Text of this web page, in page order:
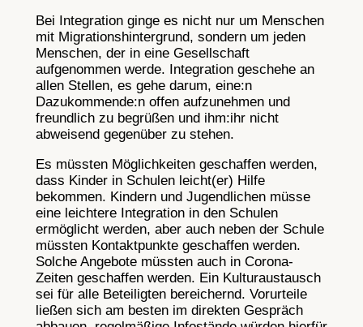
Bei Integration ginge es nicht nur um Menschen
mit Migrationshintergrund, sondern um jeden
Menschen, der in eine Gesellschaft
aufgenommen werde. Integration geschehe an
allen Stellen, es gehe darum, eine:n
Dazukommende:n offen aufzunehmen und
freundlich zu begrüßen und ihm:ihr nicht
abweisend gegenüber zu stehen.
Es müssten Möglichkeiten geschaffen werden,
dass Kinder in Schulen leicht(er) Hilfe
bekommen. Kindern und Jugendlichen müsse
eine leichtere Integration in den Schulen
ermöglicht werden, aber auch neben der Schule
müssten Kontaktpunkte geschaffen werden.
Solche Angebote müssten auch in Corona-
Zeiten geschaffen werden. Ein Kulturaustausch
sei für alle Beteiligten bereichernd. Vorurteile
ließen sich am besten im direkten Gespräch